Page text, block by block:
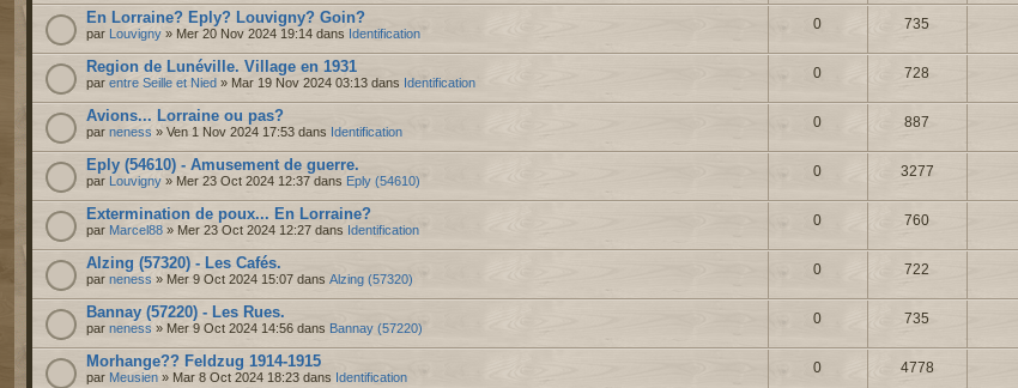
En Lorraine? Eply? Louvigny? Goin?
par Louvigny » Mer 20 Nov 2024 19:14 dans Identification
0 735
Region de Lunéville. Village en 1931
par entre Seille et Nied » Mar 19 Nov 2024 03:13 dans Identification
0 728
Avions... Lorraine ou pas?
par neness » Ven 1 Nov 2024 17:53 dans Identification
0 887
Eply (54610) - Amusement de guerre.
par Louvigny » Mer 23 Oct 2024 12:37 dans Eply (54610)
0 3277
Extermination de poux... En Lorraine?
par Marcel88 » Mer 23 Oct 2024 12:27 dans Identification
0 760
Alzing (57320) - Les Cafés.
par neness » Mer 9 Oct 2024 15:07 dans Alzing (57320)
0 722
Bannay (57220) - Les Rues.
par neness » Mer 9 Oct 2024 14:56 dans Bannay (57220)
0 735
Morhange?? Feldzug 1914-1915
par Meusien » Mar 8 Oct 2024 18:23 dans Identification
0 4778